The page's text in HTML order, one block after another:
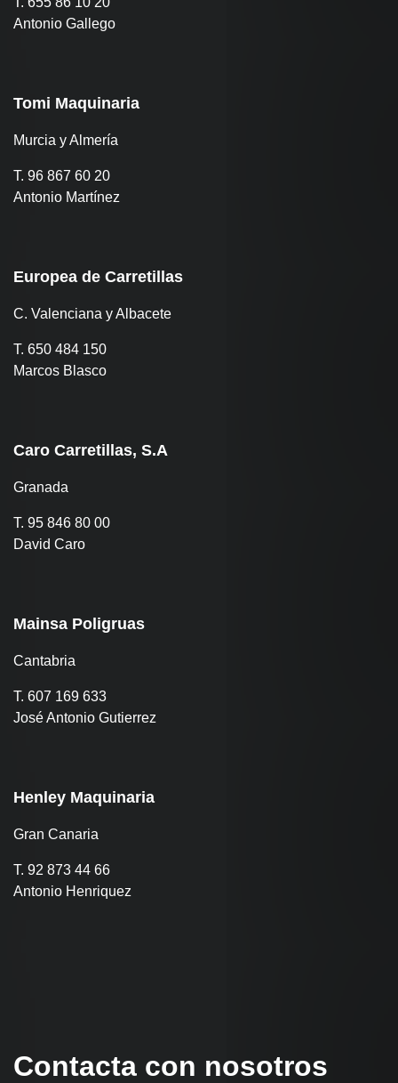
Antonio Gallego
Tomi Maquinaria
Murcia y Almería
T. 96 867 60 20
Antonio Martínez
Europea de Carretillas
C. Valenciana y Albacete
T. 650 484 150
Marcos Blasco
Caro Carretillas, S.A
Granada
T. 95 846 80 00
David Caro
Mainsa Poligruas
Cantabria
T. 607 169 633
José Antonio Gutierrez
Henley Maquinaria
Gran Canaria
T. 92 873 44 66
Antonio Henriquez
Contacta con nosotros